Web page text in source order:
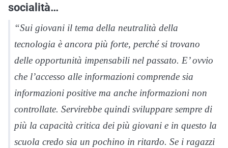
socialità…
“Sui giovani il tema della neutralità della
tecnologia è ancora più forte, perché si trovano
delle opportunità impensabili nel passato. E’ ovvio
che l’accesso alle informazioni comprende sia
informazioni positive ma anche informazioni non
controllate. Servirebbe quindi sviluppare sempre di
più la capacità critica dei più giovani e in questo la
scuola credo sia un pochino in ritardo. Se i ragazzi